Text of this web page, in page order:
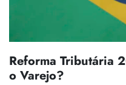
Reforma Tributária
o Varejo?